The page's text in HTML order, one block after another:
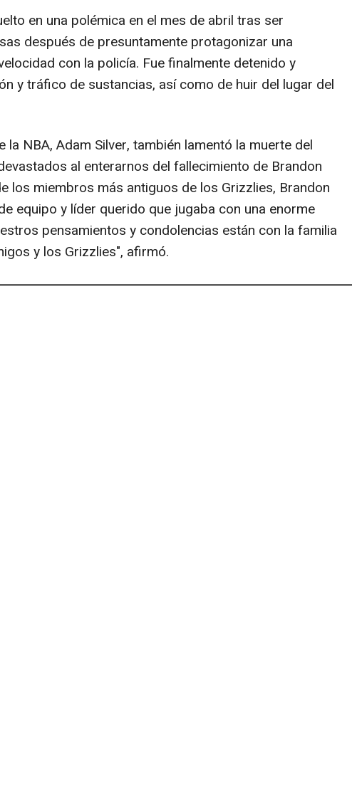
en una polémica en el mes de abril tras ser
después de presuntamente protagonizar una
con la policía. Fue finalmente detenido y
y tráfico de sustancias, así como de huir del lugar del
la NBA, Adam Silver, también lamentó la muerte del
al enterarnos del fallecimiento de Brandon
los miembros más antiguos de los Grizzlies, Brandon
equipo y líder querido que jugaba con una enorme
pensamientos y condolencias están con la familia
y los Grizzlies", afirmó.